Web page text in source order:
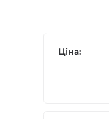
Ціна: